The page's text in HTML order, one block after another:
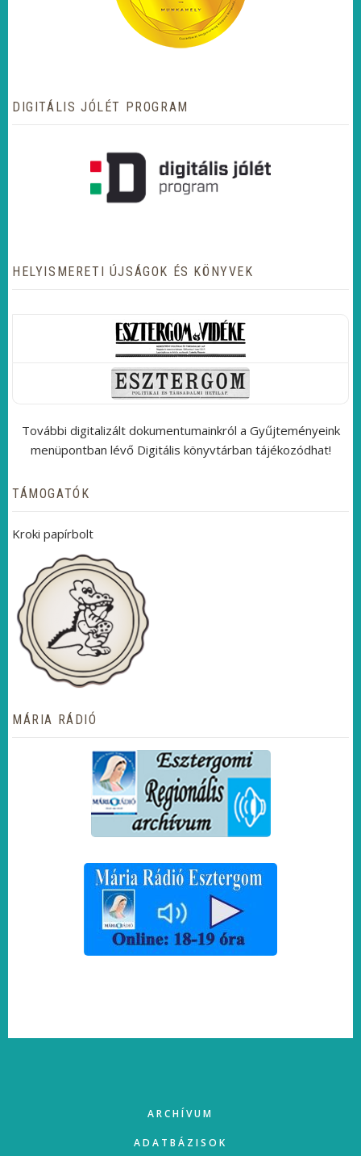
DIGITÁLIS JÓLÉT PROGRAM
HELYISMERETI ÚJSÁGOK ÉS KÖNYVEK
További digitalizált dokumentumainkról a Gyűjteményeink
menüpontban lévő Digitális könyvtárban tájékozódhat!
TÁMOGATÓK
Kroki papírbolt
MÁRIA RÁDIÓ
ARCHÍVUM
ADATBÁZISOK